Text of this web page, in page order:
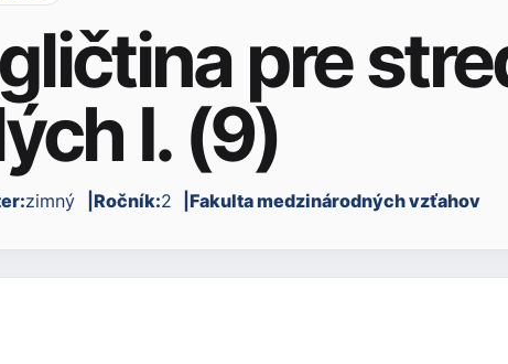
pre
I. (9)
zimný Ročník:2 Fakulta medzinárodných vzťahov